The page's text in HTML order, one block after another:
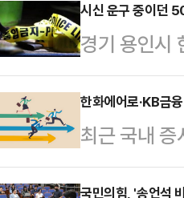
원장의 임기
장 후임에
도로 빠른 당
를 중심으로
30일 오전
회견을 열고
시신 운구 중이던
경기 용인시
진 채 발견
오후 11시28
이 2차로에
구간 순찰
한화에어로·KB금
최근 국내
도 치열하다.
국민의힘, '송언석